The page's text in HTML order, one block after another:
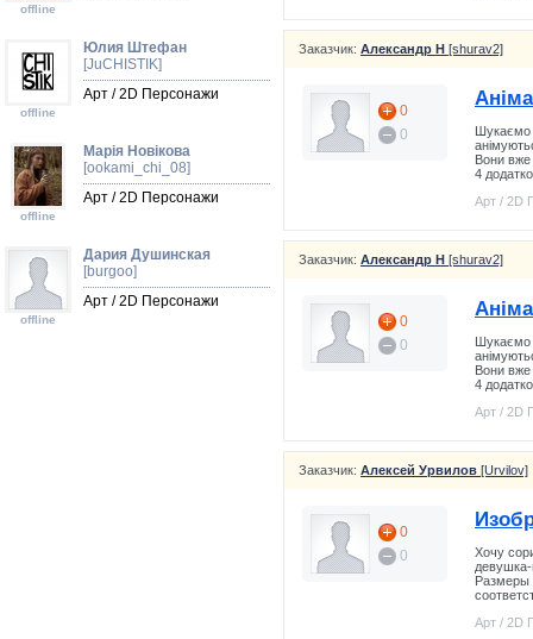
offline
offline
Юлия Штефан
[JuCHISTIK]
Арт / 2D Персонажи
offline
Марія Новікова
[ookami_chi_08]
Арт / 2D Персонажи
offline
Дария Душинская
[burgoo]
Арт / 2D Персонажи
Заказчик: Александр Н [shurav2]
0
0
Шукаємо
Вони вже
4
Арт / 2D
Заказчик: Александр Н [shurav2]
0
0
Шукаємо
Вони вже
4
Арт / 2D
Заказчик: Алексей Урвилов [Urvilov]
0
0
Хочу
Размеры
Арт / 2D